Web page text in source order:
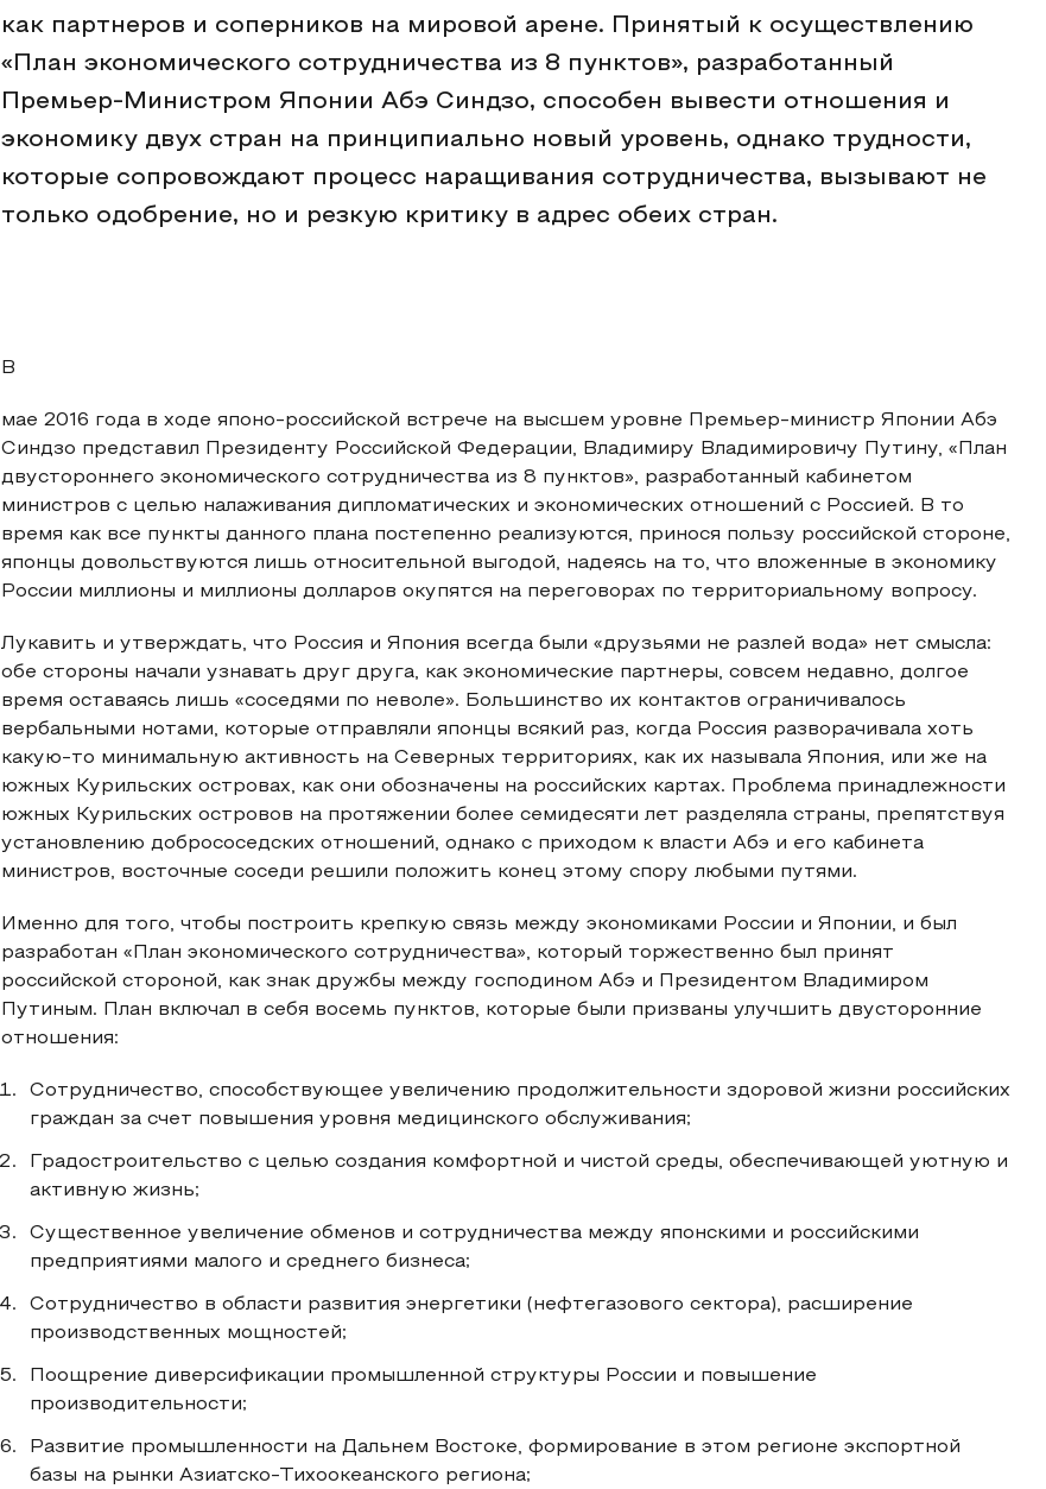
как партнеров и соперников на мировой арене. Принятый к осуществлению
«План экономического сотрудничества из 8 пунктов», разработанный
Премьер-Министром Японии Абэ Синдзо, способен вывести отношения и
экономику двух стран на принципиально новый уровень, однако трудности,
которые сопровождают процесс наращивания сотрудничества, вызывают не
только одобрение, но и резкую критику в адрес обеих стран.
В
мае 2016 года в ходе японо-российской встрече на высшем уровне Премьер-министр Японии Абэ
Синдзо представил Президенту Российской Федерации, Владимиру Владимировичу Путину, «План
двустороннего экономического сотрудничества из 8 пунктов», разработанный кабинетом
министров с целью налаживания дипломатических и экономических отношений с Россией. В то
время как все пункты данного плана постепенно реализуются, принося пользу российской стороне,
японцы довольствуются лишь относительной выгодой, надеясь на то, что вложенные в экономику
России миллионы и миллионы долларов окупятся на переговорах по территориальному вопросу.
Лукавить и утверждать, что Россия и Япония всегда были «друзьями не разлей вода» нет смысла:
обе стороны начали узнавать друг друга, как экономические партнеры, совсем недавно, долгое
время оставаясь лишь «соседями по неволе». Большинство их контактов ограничивалось
вербальными нотами, которые отправляли японцы всякий раз, когда Россия разворачивала хоть
какую-то минимальную активность на Северных территориях, как их называла Япония, или же на
южных Курильских островах, как они обозначены на российских картах. Проблема принадлежности
южных Курильских островов на протяжении более семидесяти лет разделяла страны, препятствуя
установлению добрососедских отношений, однако с приходом к власти Абэ и его кабинета
министров, восточные соседи решили положить конец этому спору любыми путями.
Именно для того, чтобы построить крепкую связь между экономиками России и Японии, и был
разработан «План экономического сотрудничества», который торжественно был принят
российской стороной, как знак дружбы между господином Абэ и Президентом Владимиром
Путиным. План включал в себя восемь пунктов, которые были призваны улучшить двусторонние
отношения:
Сотрудничество, способствующее увеличению продолжительности здоровой жизни российских
граждан за счет повышения уровня медицинского обслуживания;
Градостроительство с целью создания комфортной и чистой среды, обеспечивающей уютную и
активную жизнь;
Существенное увеличение обменов и сотрудничества между японскими и российскими
предприятиями малого и среднего бизнеса;
Сотрудничество в области развития энергетики (нефтегазового сектора), расширение
производственных мощностей;
Поощрение диверсификации промышленной структуры России и повышение
производительности;
Развитие промышленности на Дальнем Востоке, формирование в этом регионе экспортной
базы на рынки Азиатско-Тихоокеанского региона;